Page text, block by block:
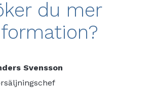
du mer
Svensson